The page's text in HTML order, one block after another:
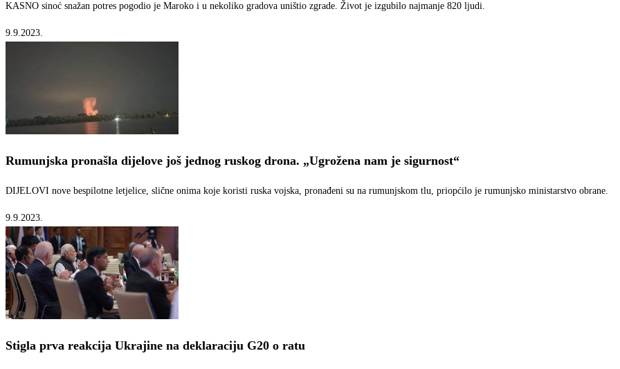
KASNO sinoć snažan potres pogodio je Maroko i u nekoliko gradova uništio zgrade. Život je izgubilo najmanje 820 ljudi.
9.9.2023.
Rumunjska pronašla dijelove još jednog ruskog drona. „Ugrožena nam je sigurnost“
DIJELOVI nove bespilotne letjelice, slične onima koje koristi ruska vojska, pronađeni su na rumunjskom tlu, priopćilo je rumunjsko ministarstvo obrane.
9.9.2023.
Stigla prva reakcija Ukrajine na deklaraciju G20 o ratu